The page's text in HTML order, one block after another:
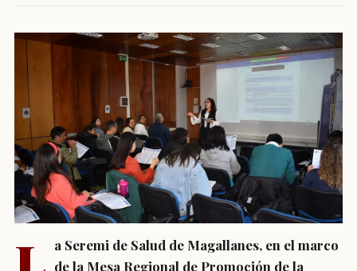
a Seremi de Salud de Magallanes, en el marco
de la Mesa Regional de Promoción de la